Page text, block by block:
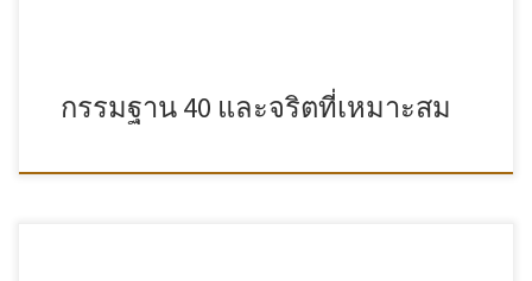
กรรมฐาน 40 และจริตที่เหมาะสม